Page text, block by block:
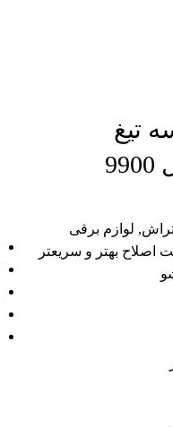
تیغ
, لوازم برقی
اصلاح بهتر و سریعتر